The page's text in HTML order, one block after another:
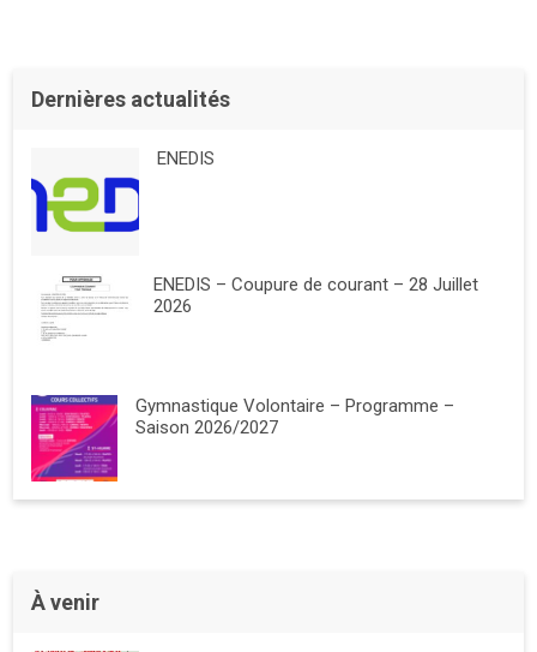
Dernières actualités
ENEDIS
ENEDIS – Coupure de courant – 28 Juillet
2026
Gymnastique Volontaire – Programme –
Saison 2026/2027
À venir